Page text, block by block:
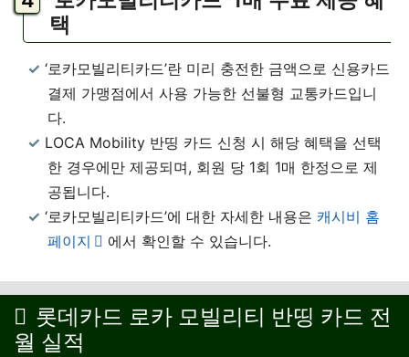
택
‘로카모빌리티카드’란 미리 충전한 금액으로 신용카드
결제 가맹점에서 사용 가능한 선불형 교통카드입니
다.
LOCA Mobility 반띵 카드 신청 시 해당 혜택을 선택
한 경우에만 제공되며, 회원 당 1회 1매 한정으로 제
공됩니다.
‘로카모빌리티카드’에 대한 자세한 내용은 캐시비 홈
페이지
에서 확인할 수 있습니다.
롯데카드 로카 모빌리티 반띵 카드 전
월 실적